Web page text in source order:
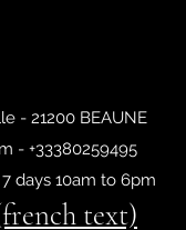
- 21200 BEAUNE
- +33380259495
days 10am to 6pm
text)